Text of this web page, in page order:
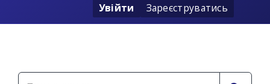
Увійти Зареєструватись